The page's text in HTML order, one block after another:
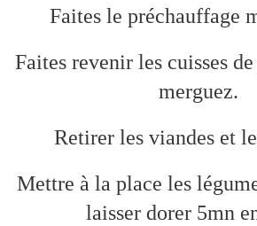
Faites le préchauffage
Faites revenir les cuisses
merguez.
Retirer les viandes et
Mettre à la place les
laisser dorer 5mn